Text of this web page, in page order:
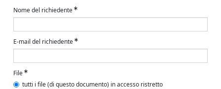
Nome del richiedente
E-mail del richiedente
File
tutti i file (di questo documento) in accesso ristretto